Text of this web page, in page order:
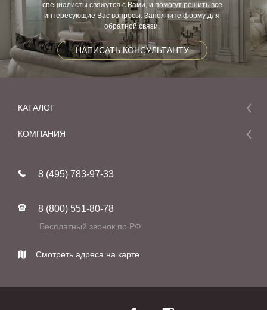
специалисты свяжутся с Вами, и помогут решить все
интересующие Вас вопросы. Заполните форму для
обратной связи.
НАПИСАТЬ КОНСУЛЬТАНТУ
КАТАЛОГ
Мебель
Фабрики
КОМПАНИЯ
Реставрация
Контакты
8 (495) 783-97-33
8 (800) 551-80-78
Бесплатный звонок по РФ
Смотреть адреса на карте